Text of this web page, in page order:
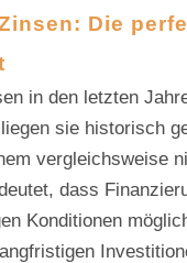
Die
in den letzten
sie historisch
vergleichsweise
dass
Konditionen